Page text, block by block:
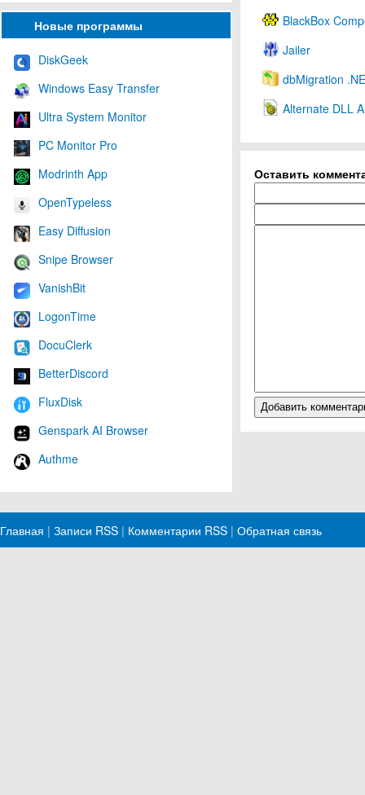
Новые программы
DiskGeek
Windows Easy Transfer
Ultra System Monitor
PC Monitor Pro
Modrinth App
OpenTypeless
Easy Diffusion
Snipe Browser
VanishBit
LogonTime
DocuClerk
BetterDiscord
FluxDisk
Genspark AI Browser
Authme
BlackBox
Jailer
dbMigration
Alternate DLL
Оставить
Главная | Записи RSS | Комментарии RSS | Обратная связь